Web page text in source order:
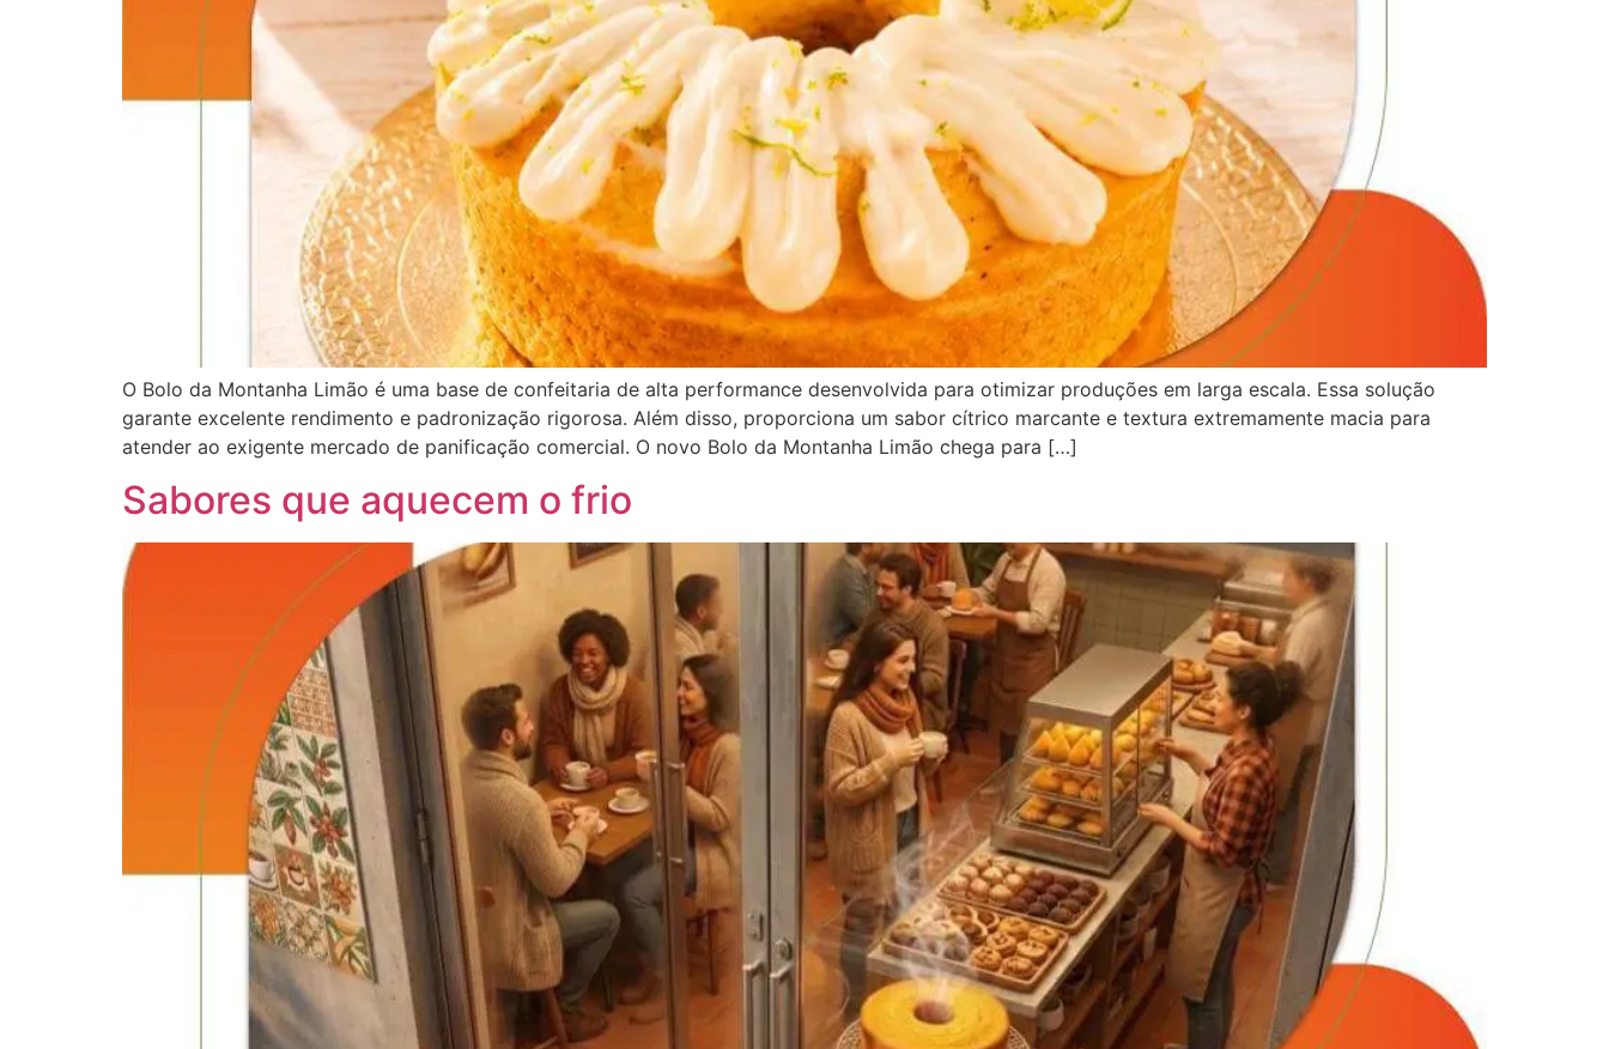
O Bolo da Montanha Limão é uma base de confeitaria de alta performance desenvolvida para otimizar produções em larga escala. Essa solução
garante excelente rendimento e padronização rigorosa. Além disso, proporciona um sabor cítrico marcante e textura extremamente macia para
atender ao exigente mercado de panificação comercial. O novo Bolo da Montanha Limão chega para […]
Sabores que aquecem o frio